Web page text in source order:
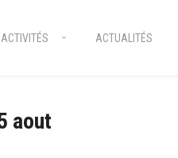
ACTIVITÉS ACTUALITÉS
aout